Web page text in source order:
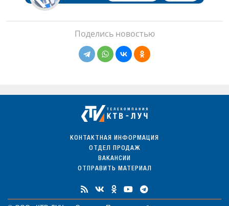
Поделись новостью
КОНТАКТНАЯ ИНФОРМАЦИЯ
ОТДЕЛ ПРОДАЖ
ВАКАНСИИ
ОТПРАВИТЬ МАТЕРИАЛ